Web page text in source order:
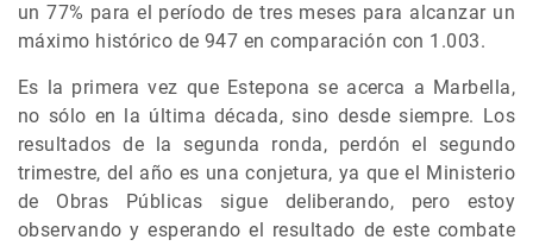
un 77% para el período de tres meses para alcanzar un
máximo histórico de 947 en comparación con 1.003.
Es la primera vez que Estepona se acerca a Marbella,
no sólo en la última década, sino desde siempre. Los
resultados de la segunda ronda, perdón el segundo
trimestre, del año es una conjetura, ya que el Ministerio
de Obras Públicas sigue deliberando, pero estoy
observando y esperando el resultado de este combate